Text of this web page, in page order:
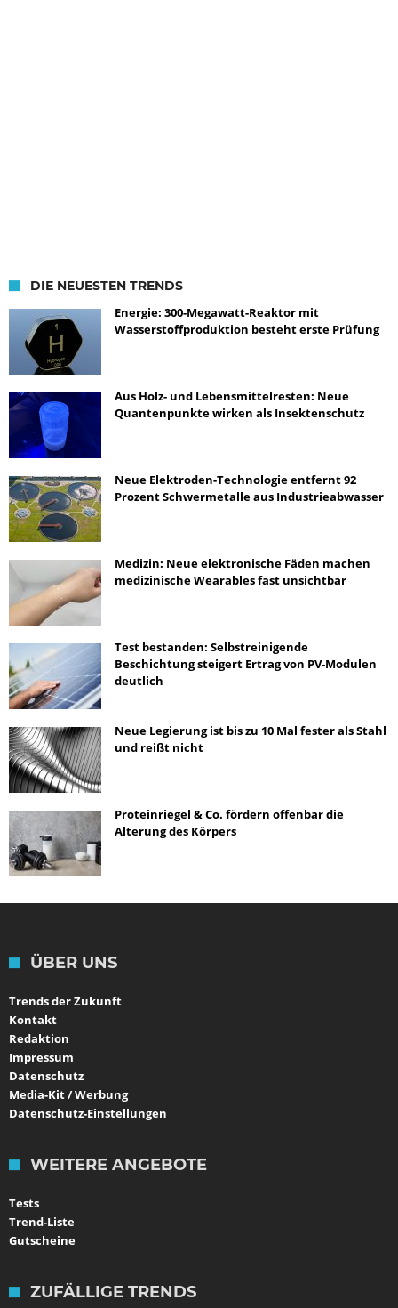
DIE NEUESTEN TRENDS
Energie: 300-Megawatt-Reaktor mit
Wasserstoffproduktion besteht erste Prüfung
Aus Holz- und Lebensmittelresten: Neue
Quantenpunkte wirken als Insektenschutz
Neue Elektroden-Technologie entfernt 92
Prozent Schwermetalle aus Industrieabwasser
Medizin: Neue elektronische Fäden machen
medizinische Wearables fast unsichtbar
Test bestanden: Selbstreinigende
Beschichtung steigert Ertrag von PV-Modulen
deutlich
Neue Legierung ist bis zu 10 Mal fester als Stahl
und reißt nicht
Proteinriegel & Co. fördern offenbar die
Alterung des Körpers
ÜBER UNS
Trends der Zukunft
Kontakt
Redaktion
Impressum
Datenschutz
Media-Kit / Werbung
Datenschutz-Einstellungen
WEITERE ANGEBOTE
Tests
Trend-Liste
Gutscheine
ZUFÄLLIGE TRENDS